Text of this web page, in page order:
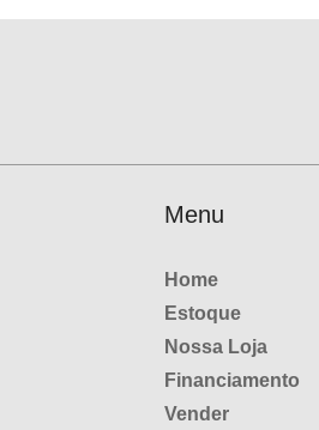
Menu
Home
Estoque
Nossa Loja
Financiamento
Vender